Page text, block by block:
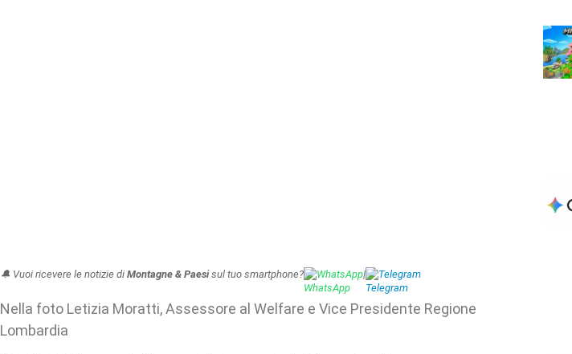
🔔 Vuoi ricevere le notizie di Montagne & Paesisul tuo smartphone? WhatsApp| Telegram
Nella foto Letizia Moratti, Assessore al Welfare e Vice Presidente Regione
Lombardia